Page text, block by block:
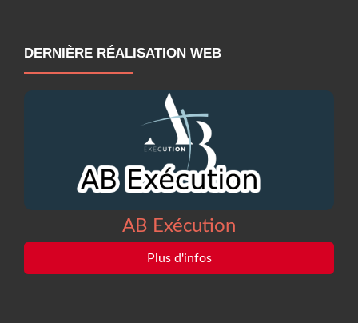
DERNIÈRE RÉALISATION WEB
AB Exécution
Plus d'infos